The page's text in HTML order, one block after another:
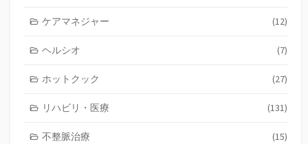
ケアマネジャー (12)
ヘルシオ (7)
ホットクック (27)
リハビリ・医療 (131)
不整脈治療 (15)